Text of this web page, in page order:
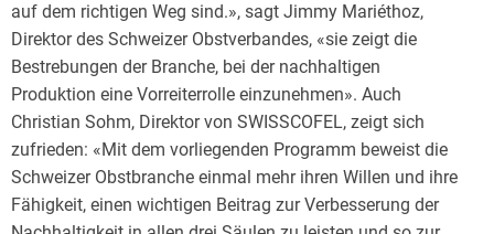
auf dem richtigen Weg sind.», sagt Jimmy Mariéthoz,
Direktor des Schweizer Obstverbandes, «sie zeigt die
Bestrebungen der Branche, bei der nachhaltigen
Produktion eine Vorreiterrolle einzunehmen». Auch
Christian Sohm, Direktor von SWISSCOFEL, zeigt sich
zufrieden: «Mit dem vorliegenden Programm beweist die
Schweizer Obstbranche einmal mehr ihren Willen und ihre
Fähigkeit, einen wichtigen Beitrag zur Verbesserung der